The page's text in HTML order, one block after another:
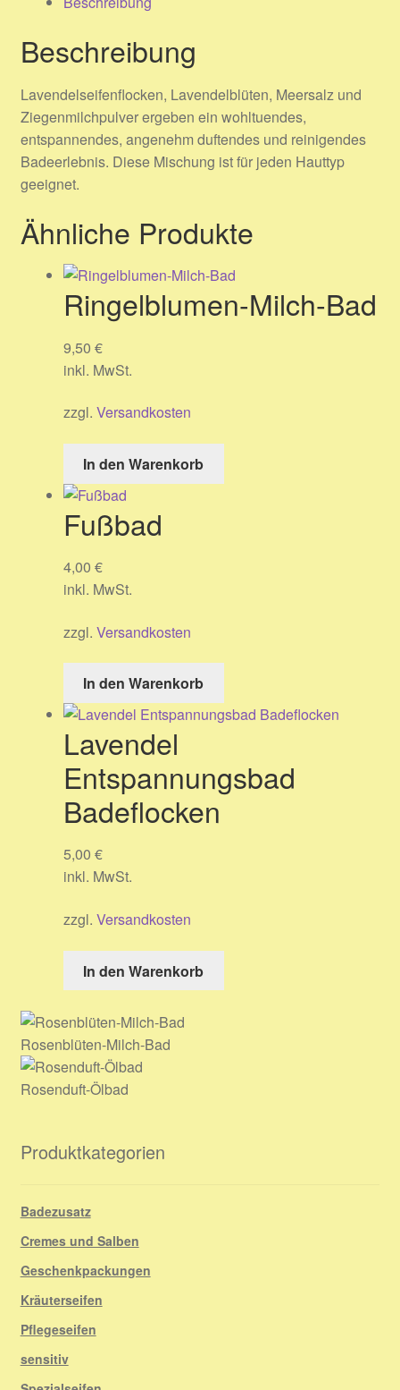
Beschreibung
Lavendelseifenflocken, Lavendelblüten, Meersalz und
Ziegenmilchpulver ergeben ein wohltuendes,
entspannendes, angenehm duftendes und reinigendes
Badeerlebnis. Diese Mischung ist für jeden Hauttyp
geeignet.
Ähnliche Produkte
Ringelblumen-Milch-Bad
9,50 €
inkl. MwSt.
zzgl. Versandkosten
In den Warenkorb
Fußbad
4,00 €
inkl. MwSt.
zzgl. Versandkosten
In den Warenkorb
Lavendel
Entspannungsbad
Badeflocken
5,00 €
inkl. MwSt.
zzgl. Versandkosten
In den Warenkorb
Rosenblüten-Milch-Bad
Rosenduft-Ölbad
Produktkategorien
Badezusatz
Cremes und Salben
Geschenkpackungen
Kräuterseifen
Pflegeseifen
sensitiv